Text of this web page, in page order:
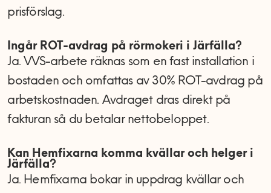
prisförslag.
Ingår ROT-avdrag på rörmokeri i Järfälla?
Ja. VVS-arbete räknas som en fast installation i
bostaden och omfattas av 30% ROT-avdrag på
arbetskostnaden. Avdraget dras direkt på
fakturan så du betalar nettobeloppet.
Kan Hemfixarna komma kvällar och helger i
Järfälla?
Ja. Hemfixarna bokar in uppdrag kvällar och